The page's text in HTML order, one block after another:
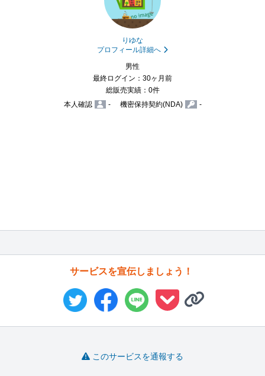
りゆな
プロフィール詳細へ
男性
最終ログイン：30ヶ月前
総販売実績：0件
本人確認
- 機密保持契約(NDA) -
サービスを宣伝しましょう！
このサービスを通報する